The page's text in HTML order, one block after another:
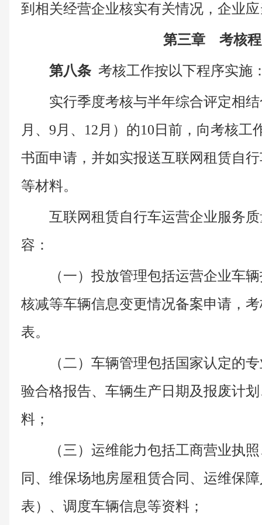
到相关经营企业核实有关情况，企业
第三章 考核
第八条 考核工作按以下程序实施
实行季度考核与半年综合评定相
月、9月、12月）的10日前，向考核工
书面申请，并如实报送互联网租赁自
等材料。
互联网租赁自行车运营企业服务
容：
（一）投放管理包括运营企业车
核减等车辆信息变更情况备案申请，
表。
（二）车辆管理包括国家认定的
验合格报告、车辆生产日期及报废计
料；
（三）运维能力包括工商营业执
同、维保场地房屋租赁合同、运维保
表）、调度车辆信息等资料；